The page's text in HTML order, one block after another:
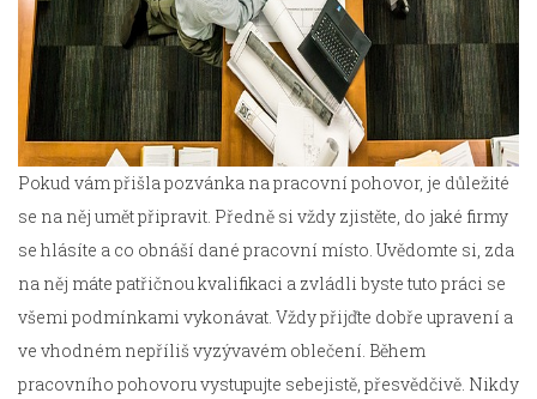
Pokud vám přišla pozvánka na pracovní pohovor, je důležité
se na něj umět připravit. Předně si vždy zjistěte, do jaké firmy
se hlásíte a co obnáší dané pracovní místo. Uvědomte si, zda
na něj máte patřičnou kvalifikaci a zvládli byste tuto práci se
všemi podmínkami vykonávat. Vždy přijďte dobře upravení a
ve vhodném nepříliš vyzývavém oblečení. Během
pracovního pohovoru vystupujte sebejistě, přesvědčivě. Nikdy